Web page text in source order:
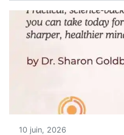
10 juin, 2026